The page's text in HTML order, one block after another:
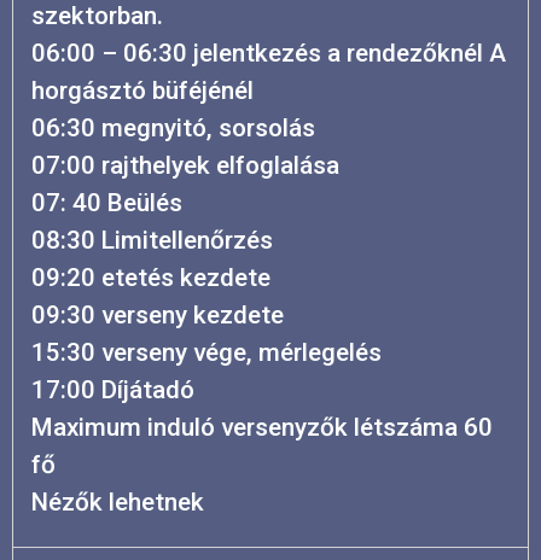
szektorban.
06:00 – 06:30 jelentkezés a rendezőknél A
horgásztó büféjénél
06:30 megnyitó, sorsolás
07:00 rajthelyek elfoglalása
07: 40 Beülés
08:30 Limitellenőrzés
09:20 etetés kezdete
09:30 verseny kezdete
15:30 verseny vége, mérlegelés
17:00 Díjátadó
Maximum induló versenyzők létszáma 60
fő
Nézők lehetnek